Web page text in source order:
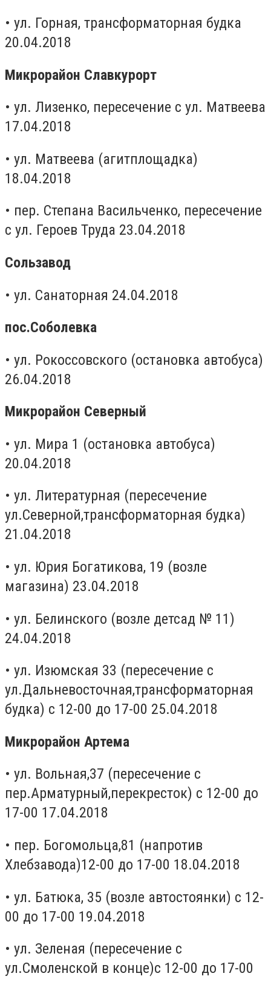
• ул. Горная, трансформаторная будка
20.04.2018
Микрорайон Славкурорт
• ул. Лизенко, пересечение с ул. Матвеева
17.04.2018
• ул. Матвеева (агитплощадка)
18.04.2018
• пер. Степана Васильченко, пересечение
с ул. Героев Труда 23.04.2018
Сользавод
• ул. Санаторная 24.04.2018
пос.Соболевка
• ул. Рокоссовского (остановка автобуса)
26.04.2018
Микрорайон Северный
• ул. Мира 1 (остановка автобуса)
20.04.2018
• ул. Литературная (пересечение
ул.Северной,трансформаторная будка)
21.04.2018
• ул. Юрия Богатикова, 19 (возле
магазина) 23.04.2018
• ул. Белинского (возле детсад № 11)
24.04.2018
• ул. Изюмская 33 (пересечение с
ул.Дальневосточная,трансформаторная
будка) с 12-00 до 17-00 25.04.2018
Микрорайон Артема
• ул. Вольная,37 (пересечение с
пер.Арматурный,перекресток) с 12-00 до
17-00 17.04.2018
• пер. Богомольца,81 (напротив
Хлебзавода)12-00 до 17-00 18.04.2018
• ул. Батюка, 35 (возле автостоянки) с 12-
00 до 17-00 19.04.2018
• ул. Зеленая (пересечение с
ул.Смоленской в конце)с 12-00 до 17-00